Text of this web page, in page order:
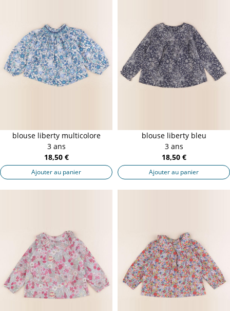
blouse liberty multicolore
3 ans
18,50 €
Ajouter au panier
blouse liberty bleu
3 ans
18,50 €
Ajouter au panier